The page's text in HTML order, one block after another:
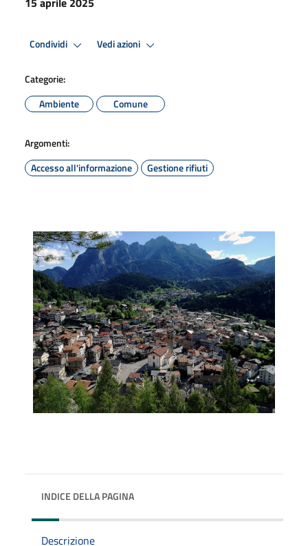
Condividi Vedi azioni
Categorie:
Ambiente
Comune
Argomenti:
Accesso all'informazione
Gestione rifiuti
INDICE DELLA PAGINA
Descrizione